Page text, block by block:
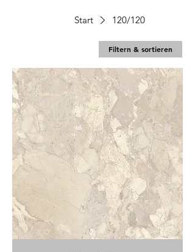
Start 120/120
Filtern & sortieren